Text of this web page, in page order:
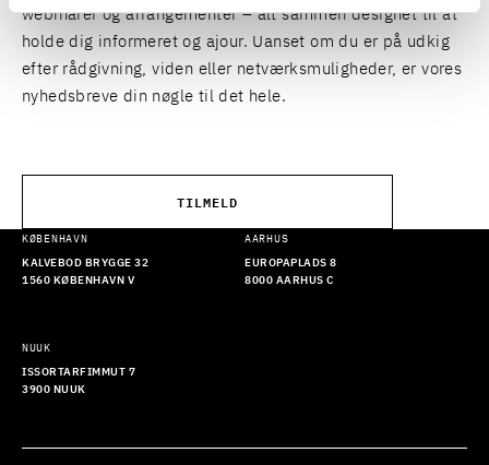
webinarer og arrangementer – alt sammen designet til at
holde dig informeret og ajour. Uanset om du er på udkig
efter rådgivning, viden eller netværksmuligheder, er vores
nyhedsbreve din nøgle til det hele.
TILMELD
KØBENHAVN
KALVEBOD BRYGGE 32
1560 KØBENHAVN V
AARHUS
EUROPAPLADS 8
8000 AARHUS C
NUUK
ISSORTARFIMMUT 7
3900 NUUK